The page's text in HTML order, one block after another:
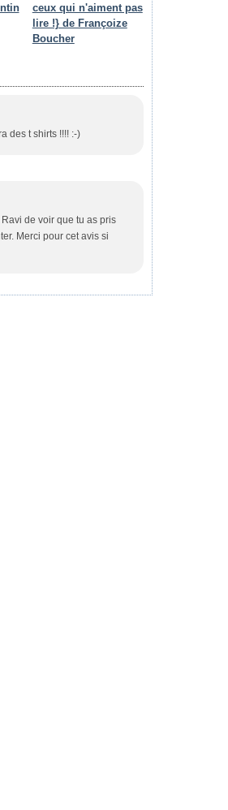
ceux qui n'aiment pas
lire !} de Françoize
Boucher
des t shirts !!!! :-)
de voir que tu as pris
Merci pour cet avis si